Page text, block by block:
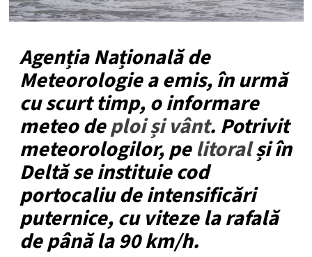
Agenția Națională de
Meteorologie a emis, în urmă
cu scurt timp, o informare
meteo deploi și vânt. Potrivit
meteorologilor, pelitoralși în
Deltă se instituie cod
portocaliu de intensificări
puternice, cu viteze la rafală
de până la 90 km/h.